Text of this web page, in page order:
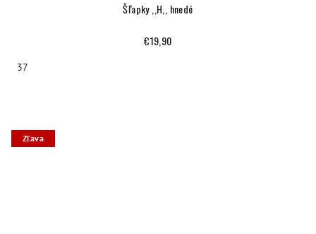
Šľapky ,,H,, hnedé
€19,90
37
Zľava